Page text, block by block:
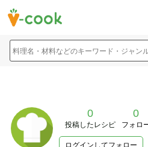
料理名・材料などのキーワード・ジャン
0
投稿したレシピ
0
フォロ
ログインしてフォロー